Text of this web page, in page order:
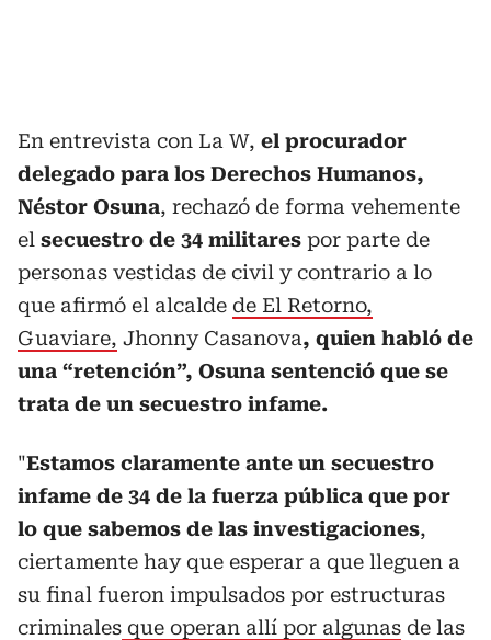
En entrevista con La W, el procurador
delegado para los Derechos Humanos,
Néstor Osuna, rechazó de forma vehemente
el secuestro de 34 militares por parte de
personas vestidas de civil y contrario a lo
que afirmó el alcalde de El Retorno,
Guaviare, Jhonny Casanova, quien habló de
una “retención”, Osuna sentenció que se
trata de un secuestro infame.
"Estamos claramente ante un secuestro
infame de 34 de la fuerza pública que por
lo que sabemos de las investigaciones,
ciertamente hay que esperar a que lleguen a
su final fueron impulsados por estructuras
criminales que operan allí por algunas de las